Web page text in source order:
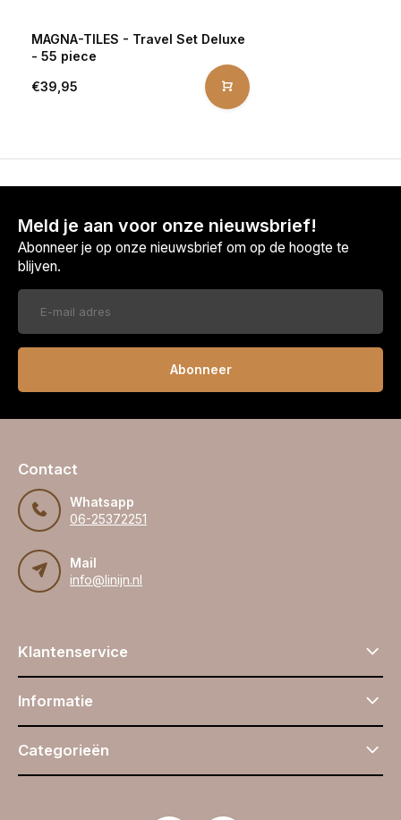
MAGNA-TILES - Travel Set Deluxe
- 55 piece
€39,95
Meld je aan voor onze nieuwsbrief!
Abonneer je op onze nieuwsbrief om op de hoogte te
blijven.
Abonneer
Contact
Whatsapp
06-25372251
Mail
info@linijn.nl
Klantenservice
Informatie
Categorieën